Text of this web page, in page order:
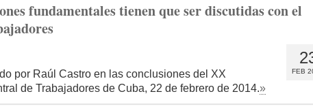
fundamentales tienen que ser discutidas con el
FEB
por Raúl Castro en las conclusiones del XX
de Trabajadores de Cuba, 22 de febrero de 2014.»